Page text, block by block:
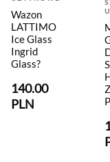
Wazon
LATTIMO
Ice Glass
Ingrid
Glass?
140.00
PLN